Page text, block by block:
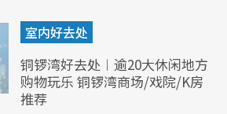
室内好去处
铜锣湾好去处︱逾20大休闲地方
购物玩乐 铜锣湾商场/戏院/K房
推荐